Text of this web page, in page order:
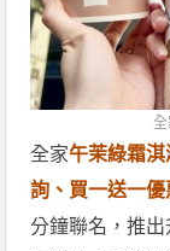
全家午茉綠霜
詢、買一送一優
分鐘聯名，推